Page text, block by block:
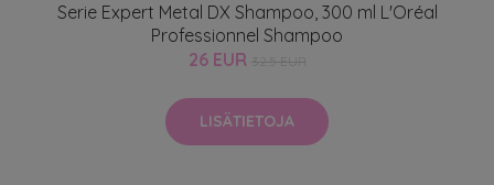
Serie Expert Metal DX Shampoo, 300 ml L'Oréal
Professionnel Shampoo
26 EUR
LISÄTIETOJA